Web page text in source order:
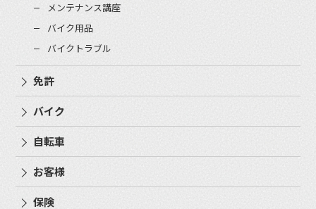
メンテナンス講座
バイク用品
バイクトラブル
免許
バイク
自転車
お客様
保険